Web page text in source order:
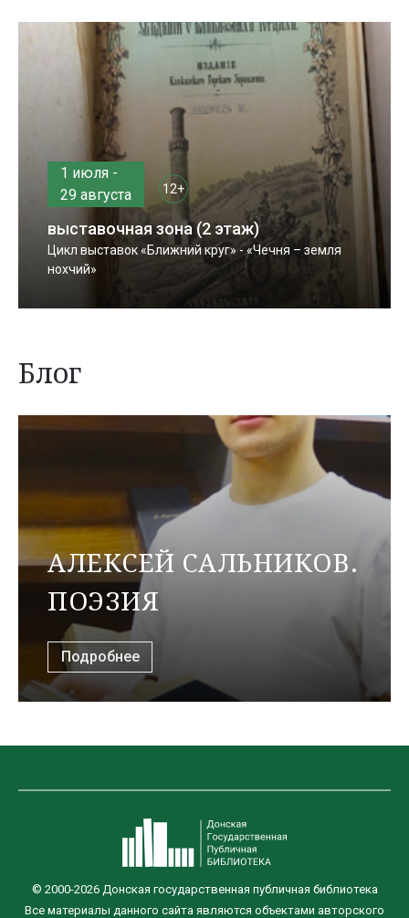
1 июля -
29 августа
12+
выставочная зона (2 этаж)
Цикл выставок «Ближний круг» - «Чечня – земля
нохчий»
Блог
АЛЕКСЕЙ САЛЬНИКОВ.
ПОЭЗИЯ
Подробнее
© 2000-2026 Донская государственная публичная библиотека
Все материалы данного сайта являются объектами авторского